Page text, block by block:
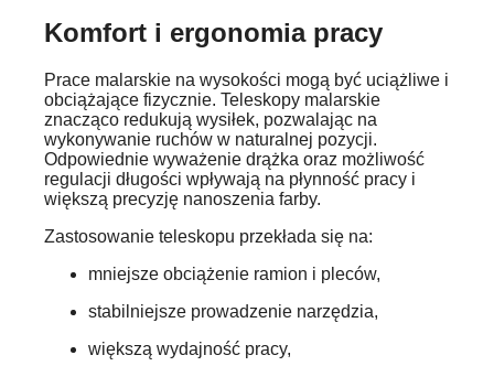
Komfort i ergonomia pracy
Prace malarskie na wysokości mogą być uciążliwe i
obciążające fizycznie. Teleskopy malarskie
znacząco redukują wysiłek, pozwalając na
wykonywanie ruchów w naturalnej pozycji.
Odpowiednie wyważenie drążka oraz możliwość
regulacji długości wpływają na płynność pracy i
większą precyzję nanoszenia farby.
Zastosowanie teleskopu przekłada się na:
mniejsze obciążenie ramion i pleców,
stabilniejsze prowadzenie narzędzia,
większą wydajność pracy,